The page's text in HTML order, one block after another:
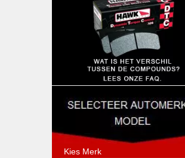
Kies Merk